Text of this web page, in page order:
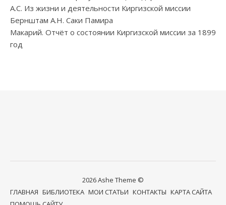
А.С. Из жизни и деятельности Киргизской миссии
Бернштам А.Н. Саки Памира
Макарий. Отчёт о состоянии Киргизской миссии за 1899
год
2026 Ashe Theme ©
ГЛАВНАЯ БИБЛИОТЕКА МОИ СТАТЬИ КОНТАКТЫ КАРТА САЙТА